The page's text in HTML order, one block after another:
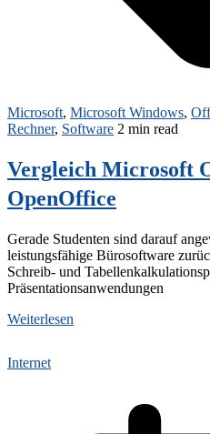
Microsoft, Microsoft Windows,
Rechner, Software 2 min read
Vergleich Microsoft
OpenOffice
Gerade Studenten sind darauf
leistungsfähige Bürosoftware
Schreib- und
Präsentationsanwendungen
Weiterlesen
Internet